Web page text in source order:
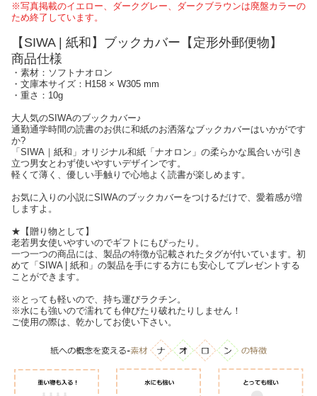
※写真掲載のイエロー、ダークグレー、ダークブラウンは廃盤カラーの
ため終了しています。
【SIWA | 紙和】ブックカバー【定形外郵便物】
商品仕様
・素材：ソフトナオロン
・文庫本サイズ：H158 × W305 mm
・重さ：10g
大人気のSIWAのブックカバー♪
通勤通学時間の読書のお供に和紙のお洒落なブックカバーはいかがです
か?
「SIWA｜紙和」オリジナル和紙「ナオロン」の柔らかな風合いが引き
立つ男女とわず使いやすいデザインです。
軽くて薄く、優しい手触りで心地よく読書が楽しめます。
お気に入りの小説にSIWAのブックカバーをつけるだけで、愛着感が増
しますよ。
★【贈り物として】
老若男女使いやすいのでギフトにもぴったり。
一つ一つの商品には、製品の特徴が記載されたタグが付いています。初
めて「SIWA | 紙和」の製品を手にする方にも安心してプレゼントする
ことができます。
※とっても軽いので、持ち運びラクチン。
※水にも強いので濡れても伸びたり破れたりしません！
ご使用の際は、乾かしてお使い下さい。